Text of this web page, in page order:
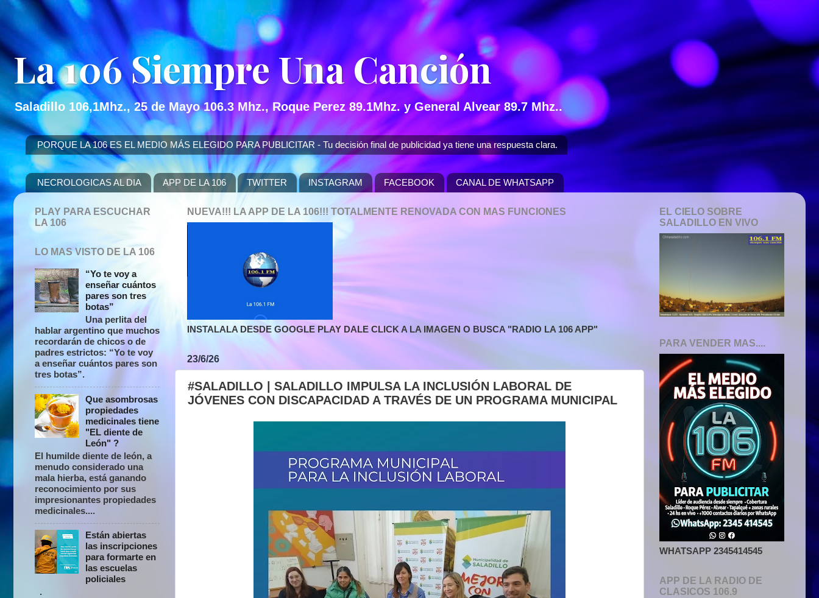
La 106 Siempre Una Canción
Saladillo 106,1Mhz., 25 de Mayo 106.3 Mhz., Roque Perez 89.1Mhz. y General Alvear 89.7 Mhz..
PORQUE LA 106 ES EL MEDIO MÁS ELEGIDO PARA PUBLICITAR - Tu decisión final de publicidad ya tiene una respuesta clara.
NECROLOGICAS AL DIA APP DE LA 106 TWITTER INSTAGRAM FACEBOOK CANAL DE WHATSAPP
NUEVA!!! LA APP DE LA 106!!! TOTALMENTE RENOVADA CON MAS FUNCIONES
INSTALALA DESDE GOOGLE PLAY DALE CLICK A LA IMAGEN O BUSCA "RADIO LA 106 APP"
23/6/26
#SALADILLO | SALADILLO IMPULSA LA INCLUSIÓN LABORAL DE
JÓVENES CON DISCAPACIDAD A TRAVÉS DE UN PROGRAMA MUNICIPAL
PLAY PARA ESCUCHAR
LA 106
LO MAS VISTO DE LA 106
“Yo te voy a
enseñar cuántos
pares son tres
botas”
Una perlita del
hablar argentino que muchos
recordarán de chicos o de
padres estrictos: “Yo te voy
a enseñar cuántos pares son
tres botas”.
Que asombrosas
propiedades
medicinales tiene
"EL diente de
León" ?
El humilde diente de león, a
menudo considerado una
mala hierba, está ganando
reconocimiento por sus
impresionantes propiedades
medicinales....
Están abiertas
las inscripciones
para formarte en
las escuelas
policiales
.
EL CIELO SOBRE
SALADILLO EN VIVO
PARA VENDER MAS....
WHATSAPP 2345414545
APP DE LA RADIO DE
CLASICOS 106.9